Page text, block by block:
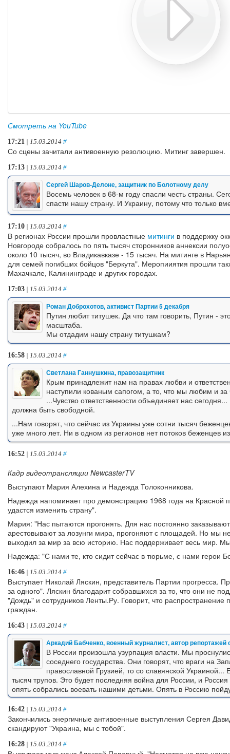
Смотреть на YouTube
17:21 | 15.03.2014 #
Со сцены зачитали антивоенную резолюцию. Митинг завершен.
17:13 | 15.03.2014 #
Сергей Шаров-Делоне, защитник по Болотному делу
Восемь человек в 68-м году спасли честь страны.
спасти нашу страну. И Украину, потому что только
17:10 | 15.03.2014 #
В регионах России прошли провластные митинги в поддержку
Новгороде собралось по пять тысяч сторонников аннексии
около 10 тысяч, во Владикавказе - 15 тысяч. На митинге в
для семей погибших бойцов "Беркута". Меропииятия прошли
Махачкале, Калининграде и других городах.
17:03 | 15.03.2014 #
Роман Доброхотов, активист Партии 5 декабря
Путин любит титушек. Да что там говорить, Путин -
масштаба.
Мы отдадим нашу страну титушкам?
16:58 | 15.03.2014 #
Светлана Ганнушкина, правозащитник
Крым принадлежит нам на правах любви и
наступили кованым сапогом, а то, что мы любим и за
...Чувство ответственности объединяет нас
должна быть свободной.
...Нам говорят, что сейчас из Украины уже сотни тысяч
уже много лет. Ни в одном из регионов нет потоков беженцев
16:52 | 15.03.2014 #
Кадр видеотрансляции NewcasterTV
Выступают Мария Алехина и Надежда Толоконникова.
Надежда напоминает про демонстрацию 1968 года на
удастся изменить страну".
Мария: "Нас пытаются прогонять. Для нас постоянно
арестовывают за лозунги мира, прогоняют с площадей. Но мы
выходил за мир за всю историю. Нас поддерживает весь мир.
Надежда: "С нами те, кто сидит сейчас в тюрьме, с нами герои
16:46 | 15.03.2014 #
Выступает Николай Ляскин, представитель Партии прогресса.
за одного". Ляскин благодарит собравшихся за то, что они не
"Дождь" и сотрудников Ленты.Ру. Говорит, что
граждан.
16:43 | 15.03.2014 #
Аркадий Бабченко, военный журналист, автор репортажей
В России произошла узурпация власти. Мы
соседнего государства. Они говорят, что враги на
православной Грузией, то со славянской Украиной...
тысяч трупов. Это будет последняя война для России, и
опять собрались воевать нашими детьми. Опять в Россию
16:42 | 15.03.2014 #
Закончились энергичные антивоенные выступления Сергея
скандируют "Украина, мы с тобой".
16:28 | 15.03.2014 #